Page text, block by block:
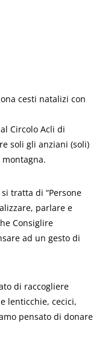
cesti natalizi con
Circolo Acli di
soli gli anziani (soli)
tratta di “Persone
parlare e
Consiglire
ad un gesto di
di raccogliere
lenticchie, cecici,
pensato di donare